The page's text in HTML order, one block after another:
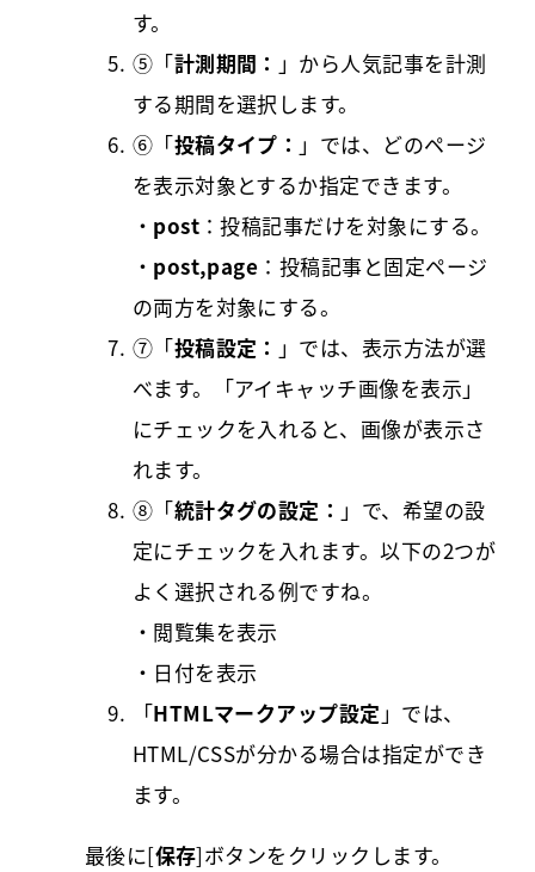
す。
⑤「計測期間： 」から人気記事を計測
する期間を選択します。
⑥「投稿タイプ： 」では、どのページ
を表示対象とするか指定できます。
・ post ：投稿記事だけを対象にする。
・ post,page ：投稿記事と固定ページ
の両方を対象にする。
⑦「投稿設定： 」では、表示方法が選
べます。「アイキャッチ画像を表示」
にチェックを入れると、画像が表示さ
れます。
⑧「統計タグの設定： 」で、希望の設
定にチェックを入れます。以下の2つが
よく選択される例ですね。
・閲覧集を表示
・日付を表示
「HTMLマークアップ設定 」では、
HTML/CSSが分かる場合は指定ができ
ます。
最後に[保存]ボタンをクリックします。